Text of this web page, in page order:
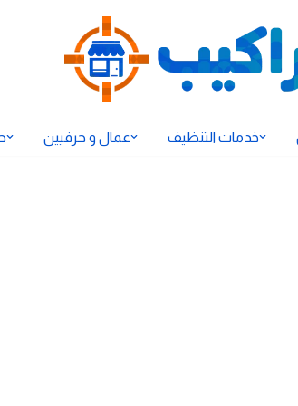
خدمات التنظيف عمال و حرفيين